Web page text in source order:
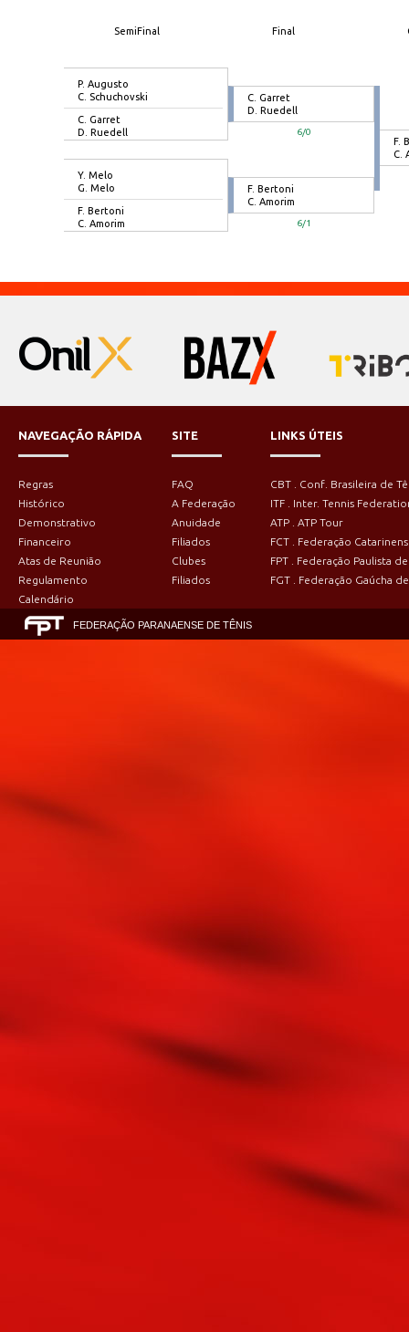
SemiFinal Final
P. Augusto
C. Schuchovski
C. Garret
D. Ruedell
C. Garret
D. Ruedell
6/0
Y. Melo
G. Melo
F. Bertoni
C. Amorim
F. Bertoni
C. Amorim
6/1
F.
C.
NAVEGAÇÃO RÁPIDA
Regras
Histórico
Demonstrativo
Financeiro
Atas de Reunião
Regulamento
Calendário
SITE
FAQ
A Federação
Anuidade
Filiados
Clubes
Filiados
LINKS ÚTEIS
CBT . Conf. Brasileira de
ITF . Inter. Tennis
ATP . ATP Tour
FCT . Federação
FPT . Federação Paulista
FGT . Federação Gaúcha
FEDERAÇÃO PARANAENSE DE TÊNIS